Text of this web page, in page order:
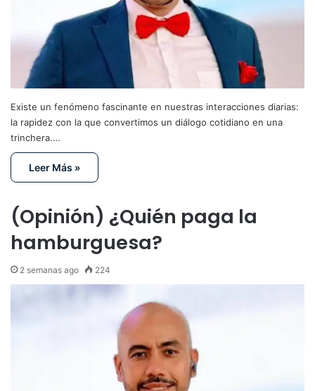
Existe un fenómeno fascinante en nuestras interacciones diarias:
la rapidez con la que convertimos un diálogo cotidiano en una
trinchera.…
Leer Más »
(Opinión) ¿Quién paga la
hamburguesa?
2 semanas ago 224